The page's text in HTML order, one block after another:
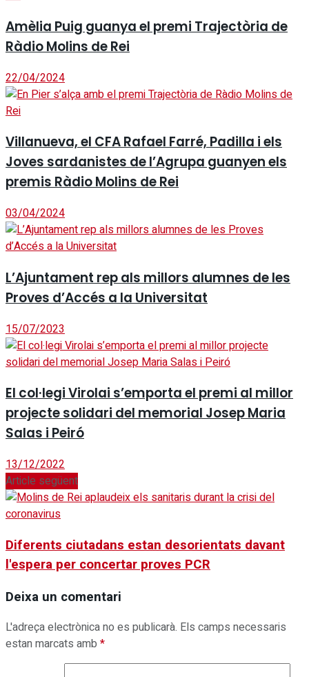
Amèlia Puig guanya el premi Trajectòria de
Ràdio Molins de Rei
22/04/2024
Villanueva, el CFA Rafael Farré, Padilla i els
Joves sardanistes de l’Agrupa guanyen els
premis Ràdio Molins de Rei
03/04/2024
L’Ajuntament rep als millors alumnes de les
Proves d’Accés a la Universitat
15/07/2023
El col·legi Virolai s’emporta el premi al millor
projecte solidari del memorial Josep Maria
Salas i Peiró
13/12/2022
Article següent
Diferents ciutadans estan desorientats davant
l'espera per concertar proves PCR
Deixa un comentari
L'adreça electrònica no es publicarà. Els camps necessaris
estan marcats amb *